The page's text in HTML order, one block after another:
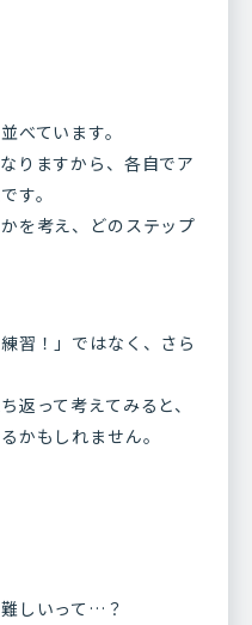
べています。
りますから、各自でア
す。
を考え、どのステップ
習！」ではなく、さら
返って考えてみると、
かもしれません。
しいって…？